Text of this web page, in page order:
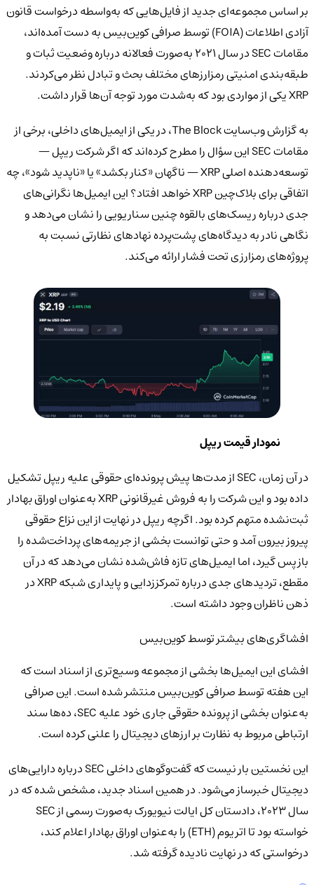
بر اساس مجموعه‌ای جدید از فایل‌هایی که به‌واسطه درخواست قانون
آزادی اطلاعات (FOIA) توسط صرافی کوین‌بیس به دست آمده‌اند،
مقامات SEC در سال ۲۰۲۱ به‌صورت فعالانه درباره وضعیت ثبات و
طبقه‌بندی امنیتی رمزارزهای مختلف بحث و تبادل نظر می‌کردند.
XRP یکی از مواردی بود که به‌شدت مورد توجه آن‌ها قرار داشت.
به گزارش وب‌سایت The Block، در یکی از ایمیل‌های داخلی، برخی از
مقامات SEC این سؤال را مطرح کرده‌اند که اگر شرکت ریپل —
توسعه‌دهنده اصلی XRP — ناگهان «کنار بکشد» یا «ناپدید شود»، چه
اتفاقی برای بلاک‌چین XRP خواهد افتاد؟ این ایمیل‌ها نگرانی‌های
جدی درباره ریسک‌های بالقوه چنین سناریویی را نشان می‌دهد و
نگاهی نادر به دیدگاه‌های پشت‌پرده نهادهای نظارتی نسبت به
پروژه‌های رمزارزی تحت فشار ارائه می‌کند.
نمودار قیمت ریپل
در آن زمان، SEC از مدت‌ها پیش پرونده‌ای حقوقی علیه ریپل تشکیل
داده بود و این شرکت را به فروش غیرقانونی XRP به‌عنوان اوراق بهادار
ثبت‌نشده متهم کرده بود. اگرچه ریپل در نهایت از این نزاع حقوقی
پیروز بیرون آمد و حتی توانست بخشی از جریمه‌های پرداخت‌شده را
بازپس گیرد، اما ایمیل‌های تازه فاش‌شده نشان می‌دهد که در آن
مقطع، تردیدهای جدی درباره تمرکززدایی و پایداری شبکه XRP در
ذهن ناظران وجود داشته است.
افشاگری‌های بیشتر توسط کوین‌بیس
افشای این ایمیل‌ها بخشی از مجموعه وسیع‌تری از اسناد است که
این هفته توسط صرافی کوین‌بیس منتشر شده است. این صرافی
به‌عنوان بخشی از پرونده حقوقی جاری خود علیه SEC، ده‌ها سند
ارتباطی مربوط به نظارت بر ارزهای دیجیتال را علنی کرده است.
این نخستین بار نیست که گفت‌و‌گوهای داخلی SEC درباره دارایی‌های
دیجیتال خبرساز می‌شود. در همین اسناد جدید، مشخص شده که در
سال ۲۰۲۳، دادستان کل ایالت نیویورک به‌صورت رسمی از SEC
خواسته بود تا اتریوم (ETH) را به‌عنوان اوراق بهادار اعلام کند،
درخواستی که در نهایت نادیده گرفته شد.